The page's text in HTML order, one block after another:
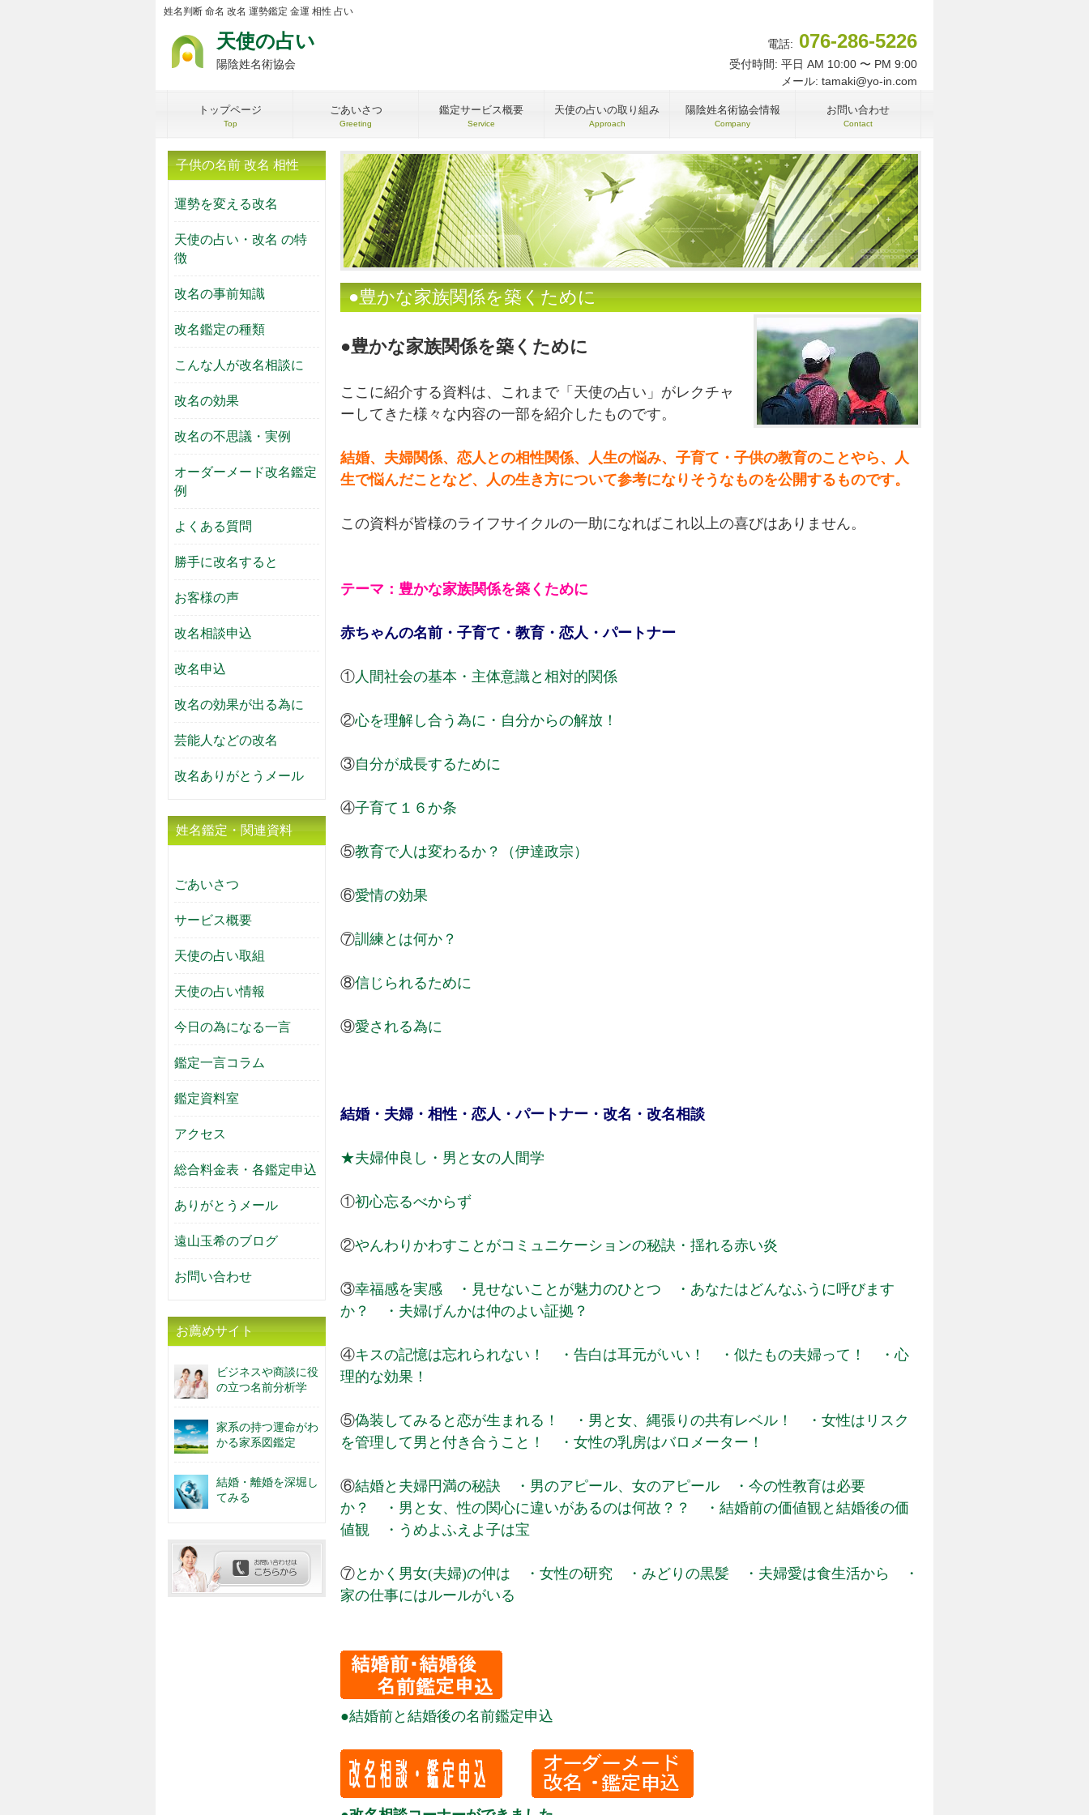
姓名判断 命名 改名 運勢鑑定 金運 相性 占い
天使の占い
陽陰姓名術協会
電話: 076-286-5226
受付時間: 平日 AM 10:00 〜 PM 9:00
メール: tamaki@yo-in.com
トップページ
Top
ごあいさつ
Greeting
鑑定サービス概要
Service
天使の占いの取り組み
Approach
陽陰姓名術協会情報
Company
お問い合わせ
Contact
●豊かな家族関係を築くために
●豊かな家族関係を築くために
ここに紹介する資料は、これまで「天使の占い」がレクチャ
ーしてきた様々な内容の一部を紹介したものです。
結婚、夫婦関係、恋人との相性関係、人生の悩み、子育て・子供の教育のことやら、人
生で悩んだことなど、人の生き方について参考になりそうなものを公開するものです。
この資料が皆様のライフサイクルの一助になればこれ以上の喜びはありません。
テーマ：豊かな家族関係を築くために
赤ちゃんの名前・子育て・教育・恋人・パートナー
①人間社会の基本・主体意識と相対的関係
②心を理解し合う為に・自分からの解放！
③自分が成長するために
④子育て１６か条
⑤教育で人は変わるか？（伊達政宗）
⑥愛情の効果
⑦訓練とは何か？
⑧信じられるために
⑨愛される為に
結婚・夫婦・相性・恋人・パートナー・改名・改名相談
★夫婦仲良し・男と女の人間学
①初心忘るべからず
②やんわりかわすことがコミュニケーションの秘訣・揺れる赤い炎
③幸福感を実感 ・見せないことが魅力のひとつ ・あなたはどんなふうに呼びます
か？ ・夫婦げんかは仲のよい証拠？
④キスの記憶は忘れられない！ ・告白は耳元がいい！ ・似たもの夫婦って！ ・心
理的な効果！
⑤偽装してみると恋が生まれる！ ・男と女、縄張りの共有レベル！ ・女性はリスク
を管理して男と付き合うこと！ ・女性の乳房はバロメーター！
⑥結婚と夫婦円満の秘訣 ・男のアピール、女のアピール ・今の性教育は必要
か？ ・男と女、性の関心に違いがあるのは何故？？ ・結婚前の価値観と結婚後の価
値観 ・うめよふえよ子は宝
⑦とかく男女(夫婦)の仲は ・女性の研究 ・みどりの黒髪 ・夫婦愛は食生活から ・
家の仕事にはルールがいる
●結婚前と結婚後の名前鑑定申込
子供の名前 改名 相性
運勢を変える改名
天使の占い・改名 の特
徴
改名の事前知識
改名鑑定の種類
こんな人が改名相談に
改名の効果
改名の不思議・実例
オーダーメード改名鑑定
例
よくある質問
勝手に改名すると
お客様の声
改名相談申込
改名申込
改名の効果が出る為に
芸能人などの改名
改名ありがとうメール
姓名鑑定・関連資料
ごあいさつ
サービス概要
天使の占い取組
天使の占い情報
今日の為になる一言
鑑定一言コラム
鑑定資料室
アクセス
総合料金表・各鑑定申込
ありがとうメール
遠山玉希のブログ
お問い合わせ
お薦めサイト
ビジネスや商談に役
の立つ名前分析学
家系の持つ運命がわ
かる家系図鑑定
結婚・離婚を深堀し
てみる